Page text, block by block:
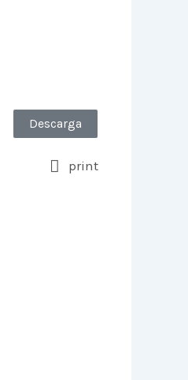
Descarga
print